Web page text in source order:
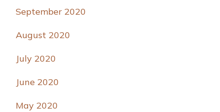
September 2020
August 2020
July 2020
June 2020
May 2020